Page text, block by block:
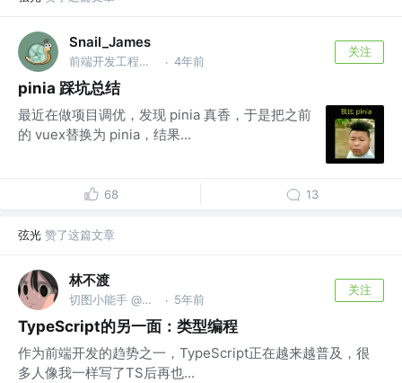
Snail_James
前端开发工程师 @DCloud · 4年前
关注
pinia 踩坑总结
最近在做项目调优，发现 pinia 真香，于是把之前
的 vuex替换为 pinia，结果...
68 13
弦光 赞了这篇文章
林不渡
切图小能手 @阿里巴巴 · 5年前
关注
TypeScript的另一面：类型编程
作为前端开发的趋势之一，TypeScript正在越来越普及，很
多人像我一样写了TS后再也...